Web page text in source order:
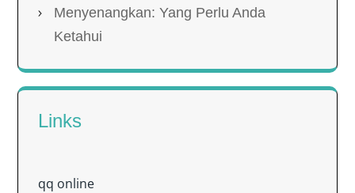
Menyenangkan: Yang Perlu Anda
Ketahui
Links
qq online